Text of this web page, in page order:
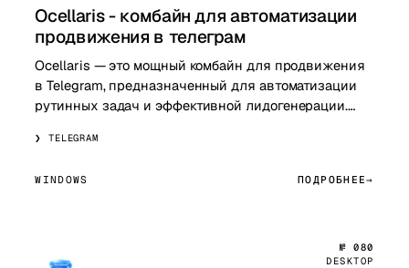
Ocellaris - комбайн для автоматизации
продвижения в телеграм
Ocellaris — это мощный комбайн для продвижения
в Telegram, предназначенный для автоматизации
рутинных задач и эффективной лидогенерации.
TELEGRAM
WINDOWS ПОДРОБНЕЕ
№ 080
DESKTOP